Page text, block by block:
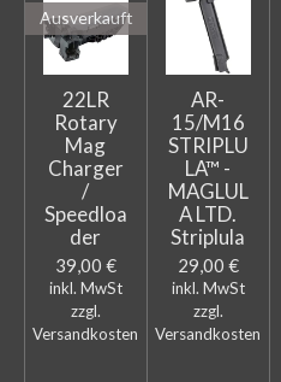
Ausverkauft
22LR
Rotary
Mag
Charger
/
Speedloa
der
39,00 €
inkl. MwSt
zzgl.
Versandkosten
AR-
15/M16
STRIPLU
LA™ -
MAGLUL
A LTD.
Striplula
29,00 €
inkl. MwSt
zzgl.
Versandkosten